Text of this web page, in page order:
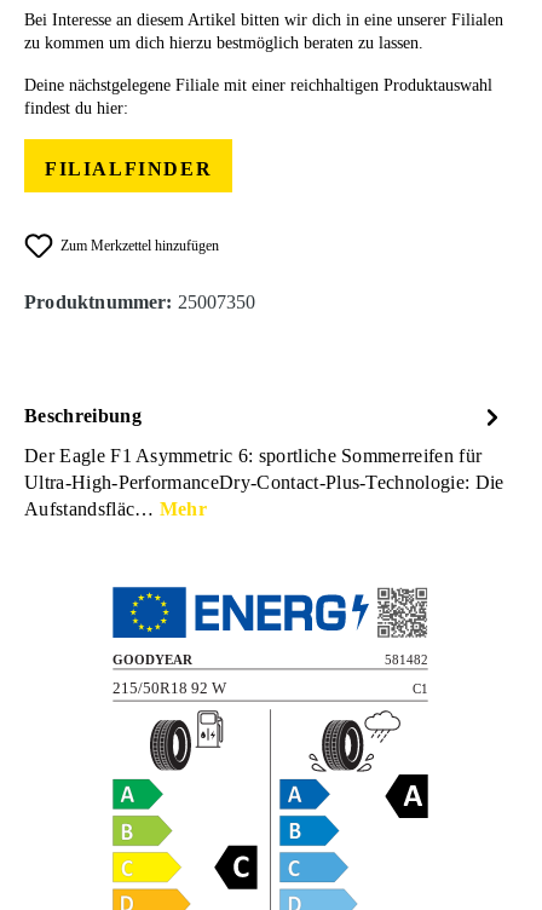
Bei Interesse an diesem Artikel bitten wir dich in eine unserer Filialen
zu kommen um dich hierzu bestmöglich beraten zu lassen.
Deine nächstgelegene Filiale mit einer reichhaltigen Produktauswahl
findest du hier:
FILIALFINDER
Zum Merkzettel hinzufügen
Produktnummer: 25007350
Beschreibung
Der Eagle F1 Asymmetric 6: sportliche Sommerreifen für
Ultra-High-PerformanceDry-Contact-Plus-Technologie: Die
Aufstandsfläc… Mehr